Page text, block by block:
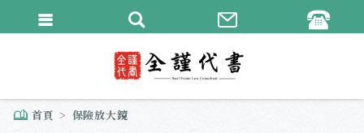
首頁 保險放大鏡
繁體中文
English